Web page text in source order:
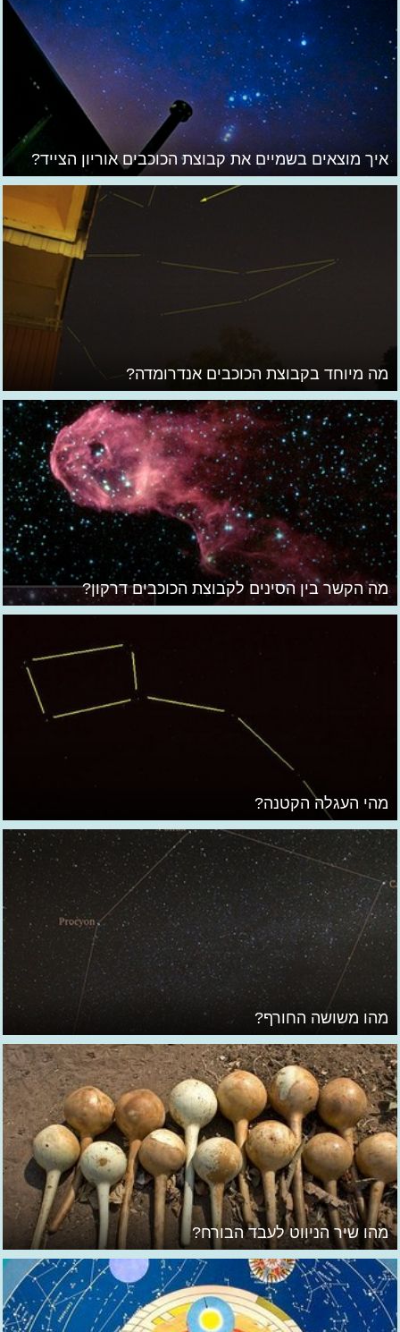
איך מוצאים בשמיים את קבוצת הכוכבים אוריון הצייד?
מה מיוחד בקבוצת הכוכבים אנדרומדה?
מה הקשר בין הסינים לקבוצת הכוכבים דרקון?
מהי העגלה הקטנה?
מהו משושה החורף?
מהו שיר הניווט לעבד הבורח?